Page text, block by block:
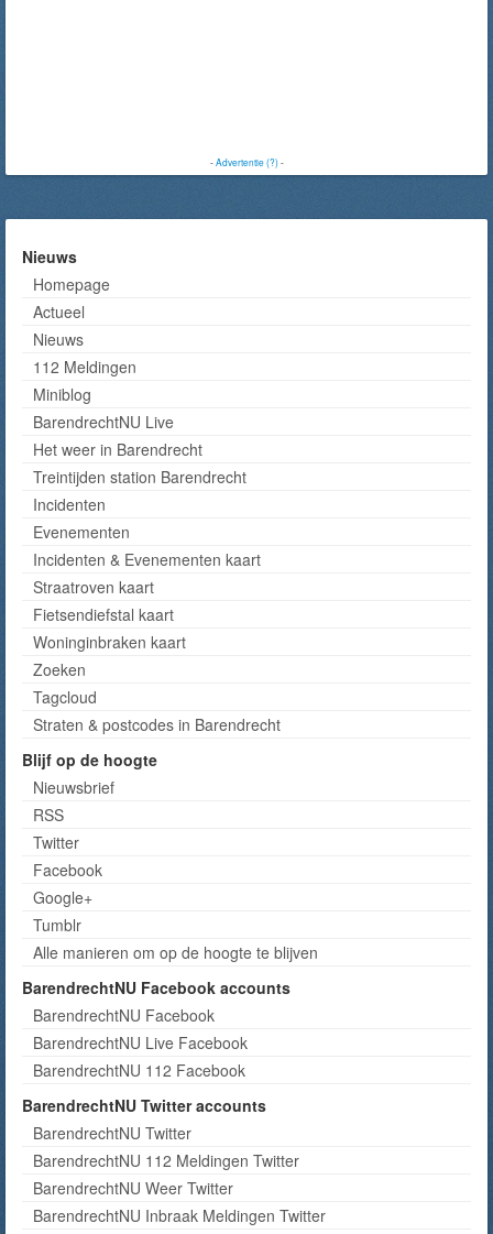
-Advertentie (?)-
Nieuws
Homepage
Actueel
Nieuws
112 Meldingen
Miniblog
BarendrechtNU Live
Het weer in Barendrecht
Treintijden station Barendrecht
Incidenten
Evenementen
Incidenten & Evenementen kaart
Straatroven kaart
Fietsendiefstal kaart
Woninginbraken kaart
Zoeken
Tagcloud
Straten & postcodes in Barendrecht
Blijf op de hoogte
Nieuwsbrief
RSS
Twitter
Facebook
Google+
Tumblr
Alle manieren om op de hoogte te blijven
BarendrechtNU Facebook accounts
BarendrechtNU Facebook
BarendrechtNU Live Facebook
BarendrechtNU 112 Facebook
BarendrechtNU Twitter accounts
BarendrechtNU Twitter
BarendrechtNU 112 Meldingen Twitter
BarendrechtNU Weer Twitter
BarendrechtNU Inbraak Meldingen Twitter